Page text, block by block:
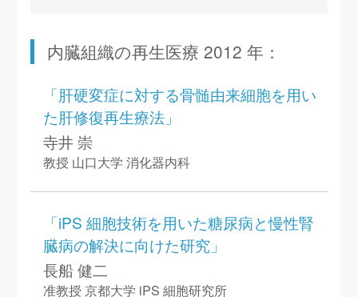
内臓組織の再生医療 2012 年：
「肝硬変症に対する骨髄由来細胞を用い
た肝修復再生療法」
寺井 崇
教授 山口大学 消化器内科
「iPS 細胞技術を用いた糖尿病と慢性腎
臓病の解決に向けた研究」
長船 健二
准教授 京都大学 iPS 細胞研究所